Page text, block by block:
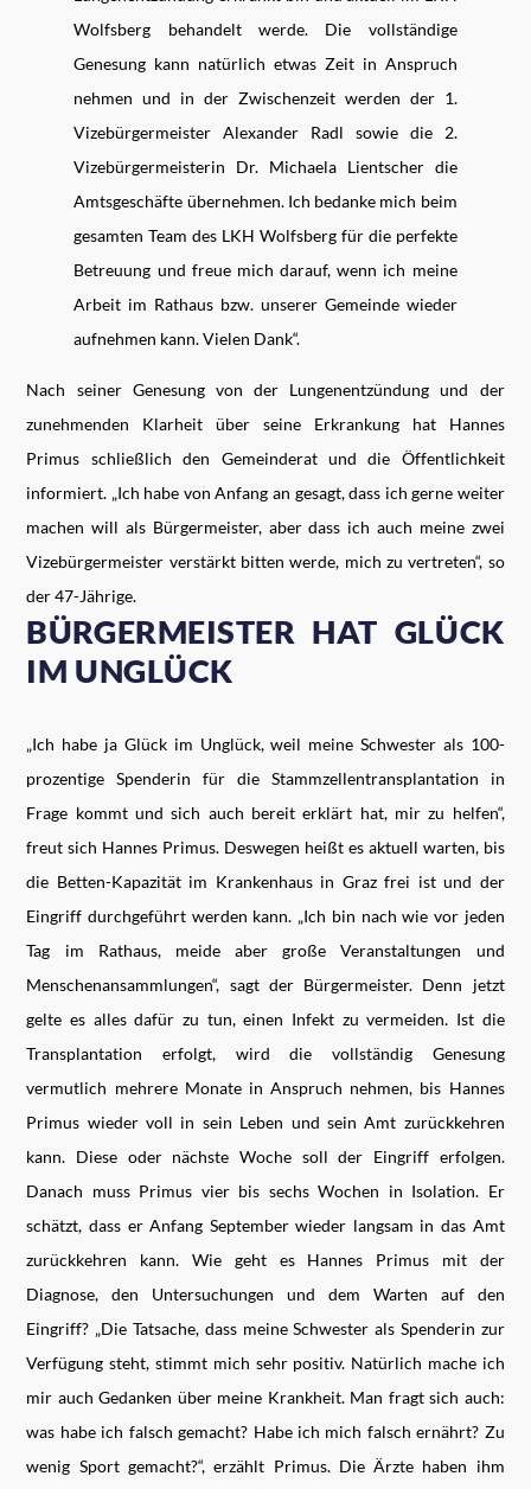
Wolfsberg behandelt werde. Die vollständige
Genesung kann natürlich etwas Zeit in Anspruch
nehmen und in der Zwischenzeit werden der 1.
Vizebürgermeister Alexander Radl sowie die 2.
Vizebürgermeisterin Dr. Michaela Lientscher die
Amtsgeschäfte übernehmen. Ich bedanke mich beim
gesamten Team des LKH Wolfsberg für die perfekte
Betreuung und freue mich darauf, wenn ich meine
Arbeit im Rathaus bzw. unserer Gemeinde wieder
aufnehmen kann. Vielen Dank“.
Nach seiner Genesung von der Lungenentzündung und der
zunehmenden Klarheit über seine Erkrankung hat Hannes
Primus schließlich den Gemeinderat und die Öffentlichkeit
informiert. „Ich habe von Anfang an gesagt, dass ich gerne weiter
machen will als Bürgermeister, aber dass ich auch meine zwei
Vizebürgermeister verstärkt bitten werde, mich zu vertreten“, so
der 47-Jährige.
BÜRGERMEISTER HAT GLÜCK
IM UNGLÜCK
„Ich habe ja Glück im Unglück, weil meine Schwester als 100-
prozentige Spenderin für die Stammzellentransplantation in
Frage kommt und sich auch bereit erklärt hat, mir zu helfen“,
freut sich Hannes Primus. Deswegen heißt es aktuell warten, bis
die Betten-Kapazität im Krankenhaus in Graz frei ist und der
Eingriff durchgeführt werden kann. „Ich bin nach wie vor jeden
Tag im Rathaus, meide aber große Veranstaltungen und
Menschenansammlungen“, sagt der Bürgermeister. Denn jetzt
gelte es alles dafür zu tun, einen Infekt zu vermeiden. Ist die
Transplantation erfolgt, wird die vollständig Genesung
vermutlich mehrere Monate in Anspruch nehmen, bis Hannes
Primus wieder voll in sein Leben und sein Amt zurückkehren
kann. Diese oder nächste Woche soll der Eingriff erfolgen.
Danach muss Primus vier bis sechs Wochen in Isolation. Er
schätzt, dass er Anfang September wieder langsam in das Amt
zurückkehren kann. Wie geht es Hannes Primus mit der
Diagnose, den Untersuchungen und dem Warten auf den
Eingriff? „Die Tatsache, dass meine Schwester als Spenderin zur
Verfügung steht, stimmt mich sehr positiv. Natürlich mache ich
mir auch Gedanken über meine Krankheit. Man fragt sich auch:
was habe ich falsch gemacht? Habe ich mich falsch ernährt? Zu
wenig Sport gemacht?“, erzählt Primus. Die Ärzte haben ihm